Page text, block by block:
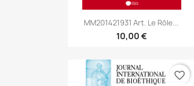
Aperçu rapide
MM201421931 Art. Le Rôle...
10,00 €
favorite_border